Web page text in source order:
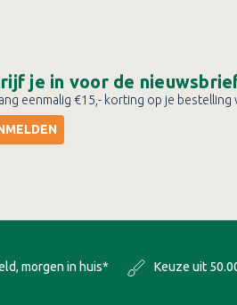
je in voor de
eenmalig €15,- korting op je bestelling
morgen in huis*
Keuze uit